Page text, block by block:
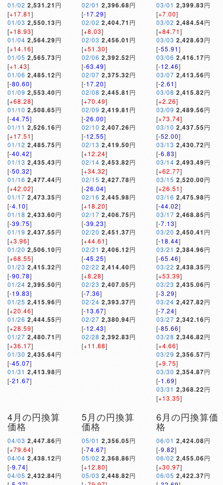
01/02 2,531.21 円
[+17.81]
01/03 2,550.13円
[+18.93]
01/04 2,564.29円
[+14.16]
01/05 2,565.73円
[+1.43]
01/06 2,485.12円
[-80.60]
01/09 2,553.40円
[+68.28]
01/10 2,508.65円
[-44.75]
01/11 2,526.16円
[+17.51]
01/12 2,485.75円
[-40.42]
01/13 2,435.43円
[-50.32]
01/16 2,477.44円
[+42.02]
01/17 2,473.35円
[-4.10]
01/18 2,433.60円
[-39.75]
01/19 2,437.55円
[+3.96]
01/20 2,506.10円
[+68.55]
01/23 2,415.32円
[-90.78]
01/24 2,395.50円
[-19.83]
01/25 2,415.96円
[+20.46]
01/26 2,444.55円
[+28.59]
01/27 2,480.71 円
[+36.17]
01/30 2,435.64円
[-45.07]
01/31 2,413.98円
[-21.67]
02/01 2,396.68円
[-17.29]
02/02 2,404.71 円
[+8.03]
02/03 2,456.01 円
[+51.30]
02/06 2,392.52円
[-63.49]
02/07 2,375.32円
[-17.20]
02/08 2,445.81 円
[+70.49]
02/09 2,419.81 円
[-26.00]
02/10 2,407.26円
[-12.55]
02/13 2,419.50円
[+12.24]
02/14 2,453.82円
[+34.32]
02/15 2,427.78円
[-26.04]
02/16 2,445.98円
[+18.20]
02/17 2,406.75円
[-39.23]
02/20 2,451.37円
[+44.61]
02/21 2,406.12円
[-45.25]
02/22 2,414.40円
[+8.28]
02/23 2,407.05円
[-7.36]
02/24 2,393.37円
[-13.67]
02/27 2,380.94円
[-12.43]
02/28 2,392.83円
[+11.88]
03/01 2,399.83円
[+7.00]
03/02 2,484.54円
[+84.71]
03/03 2,428.63円
[-55.91]
03/06 2,416.17円
[-12.46]
03/07 2,413.56円
[-2.61]
03/08 2,415.82円
[+2.26]
03/09 2,489.56円
[+73.74]
03/10 2,437.55円
[-52.00]
03/13 2,430.72円
[-6.83]
03/14 2,493.49円
[+62.77]
03/15 2,520.00円
[+26.51]
03/16 2,475.98円
[-44.02]
03/17 2,468.85円
[-7.13]
03/20 2,450.41 円
[-18.44]
03/21 2,384.96円
[-65.46]
03/22 2,438.35円
[+53.39]
03/23 2,435.06円
[-3.29]
03/24 2,427.82円
[-7.24]
03/27 2,342.16円
[-85.66]
03/28 2,346.82円
[+4.66]
03/29 2,356.57円
[+9.75]
03/30 2,354.87円
[-1.69]
03/31 2,368.22円
[+13.35]
4月の円換算
価格
04/03 2,447.86円
[+79.64]
04/04 2,438.12円
[-9.74]
04/05 2,432.84円
5月の円換算
価格
05/01 2,356.05円
[-74.67]
05/02 2,368.86円
[+12.80]
05/03 2,448.82円
6月の円換算価
格
06/01 2,424.08円
[-9.82]
06/02 2,455.06円
[+30.97]
06/05 2,422.37円